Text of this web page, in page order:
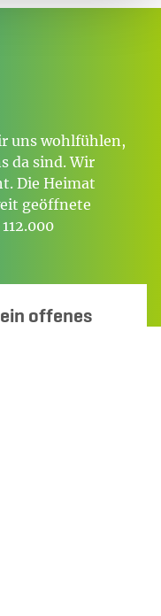
uns wohlfühlen,
da sind. Wir
Die Heimat
geöffnete
offenes